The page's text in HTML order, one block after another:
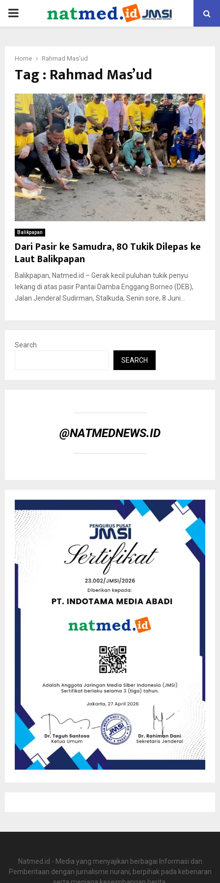
PRIMARY
Home Rahmad Mas'ud
Tag : Rahmad Mas’ud
Balikpapan
Dari Pasir ke Samudra, 80 Tukik Dilepas ke
Laut Balikpapan
Balikpapan, Natmed.id – Gerak kecil puluhan tukik penyu
lekang di atas pasir Pantai Damba Enggang Borneo (DEB),
Jalan Jenderal Sudirman, Stalkuda, Senin sore, 8 Juni...
Search
SEARCH
@NATMEDNEWS.ID
Natmed.id - Media yang menyajikan berbagai Informasi dan
Pemberitaan dengan jurnalisme nurani, berpihak pada kebenaran